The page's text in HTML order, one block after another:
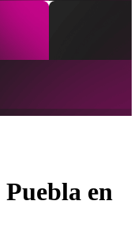
Puebla en